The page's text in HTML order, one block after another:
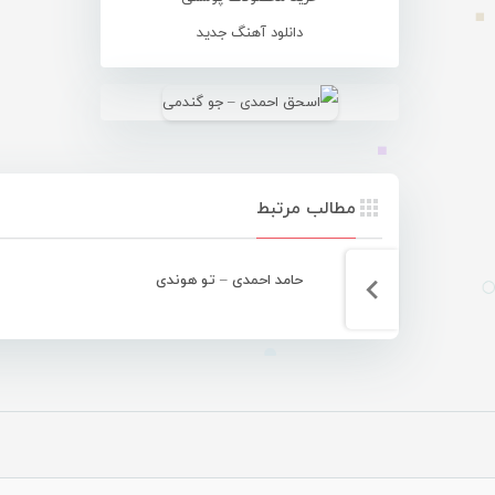
دانلود آهنگ جدید
مطالب مرتبط
حامد احمدی – تو هوندی